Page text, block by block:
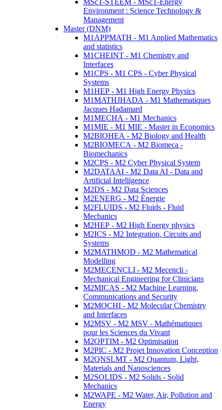
MScT-STEEM - MScT-Energy
Environment : Science Technology &
Management
Master (DNM)
M1APPMATH - M1 Applied Mathematics
and statistics
M1CHEINT - M1 Chemistry and
Interfaces
M1CPS - M1 CPS - Cyber Physical
Systems
M1HEP - M1 High Energy Physics
M1MATHJHADA - M1 Mathematiques
Jacques Hadamard
M1MECHA - M1 Mechanics
M1MIE - M1 MIE - Master in Economics
M2BIOHEA - M2 Biology and Health
M2BIOMECA - M2 Biomeca -
Biomechanics
M2CPS - M2 Cyber Physical System
M2DATAAI - M2 Data AI - Data and
Artificial Intelligence
M2DS - M2 Data Sciences
M2ENERG - M2 Énergie
M2FLUIDS - M2 Fluids - Fluid
Mechanics
M2HEP - M2 High Energy physics
M2ICS - M2 Integration, Circuits and
Systems
M2MATHMOD - M2 Mathematical
Modelling
M2MECENCLI - M2 Mecencli -
Mechanical Engineering for Clinicians
M2MICAS - M2 Machine Learning,
Communications and Security
M2MOCHI - M2 Molecular Chemistry
and Interfaces
M2MSV - M2 MSV - Mathématiques
pour les Sciences du Vivant
M2OPTIM - M2 Optimisation
M2PIC - M2 Projet Innovation Conception
M2QNSLMT - M2 Quantum, Light,
Materials and Nanosciences
M2SOLIDS - M2 Solids - Solid
Mechanics
M2WAPE - M2 Water, Air, Pollution and
Energy